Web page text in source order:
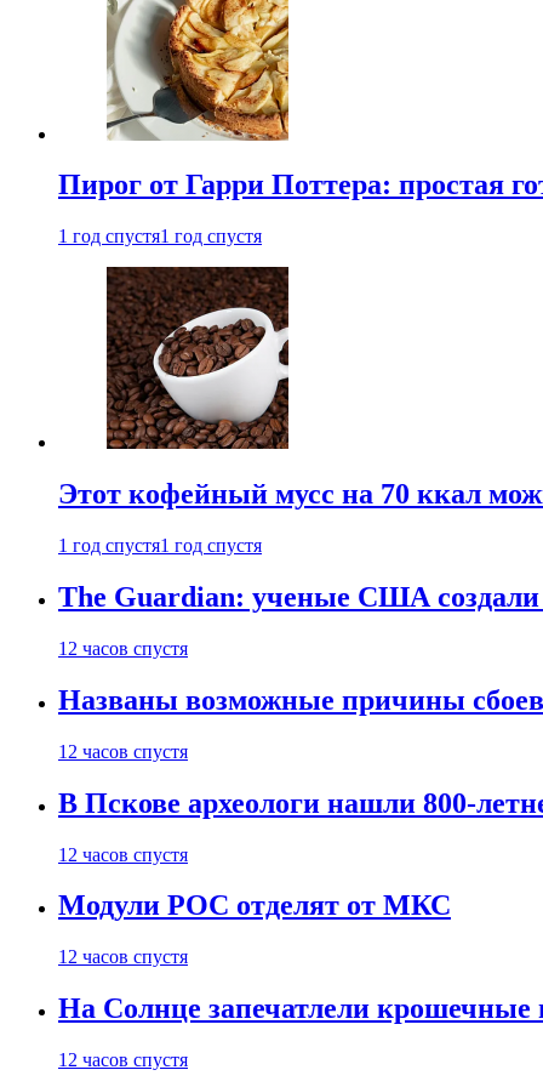
Пирог от Гарри Поттера: простая
1 год спустя1 год спустя
Этот кофейный мусс на 70 ккал
1 год спустя1 год спустя
The Guardian: ученые США создали
12 часов спустя
Названы возможные причины
12 часов спустя
В Пскове археологи нашли 800-
12 часов спустя
Модули РОС отделят от МКС
12 часов спустя
На Солнце запечатлели
12 часов спустя